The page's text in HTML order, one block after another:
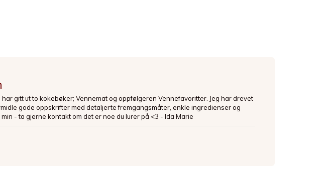
gitt ut to kokebøker; Vennemat og oppfølgeren Vennefavoritter. Jeg har drevet
gode oppskrifter med detaljerte fremgangsmåter, enkle ingredienser og
- ta gjerne kontakt om det er noe du lurer på <3 - Ida Marie